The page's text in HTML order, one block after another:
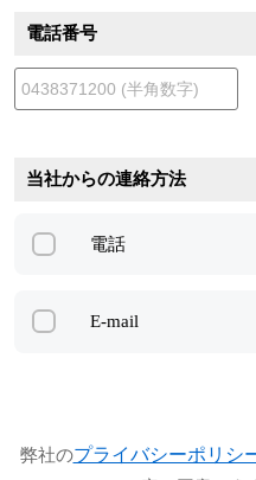
電話番号
当社からの連絡方法
電話
E-mail
弊社のプライバシーポリシ